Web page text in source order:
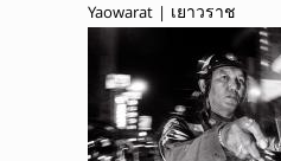
Yaowarat | เยาวราช